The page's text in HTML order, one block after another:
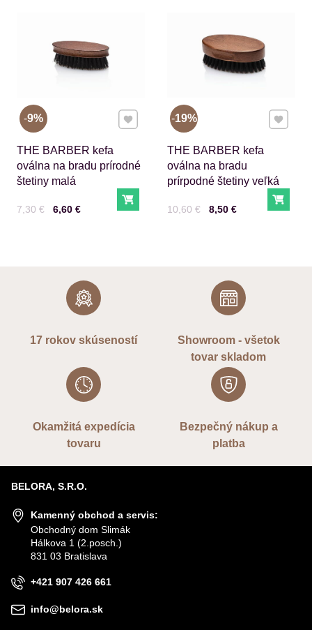
THE BARBER kefa
oválna na bradu prírodné
štetiny malá
Cena s DPH
6,60 €
Pred zľavou:
7,30 € Do košíka
9% Pridať k Obľúbeným
THE BARBER kefa
oválna na bradu
prírpodné štetiny veľká
Cena s DPH8,50 €
Pred zľavou:
10,60 € Do
19% Pridať
17 rokov skúseností
Showroom - všetok
tovar skladom
Okamžitá expedícia
tovaru
Bezpečný nákup a
platba
BELORA, S.R.O.
Kamenný obchod a servis:
Obchodný dom Slimák
Hálkova 1 (2.posch.)
831 03 Bratislava
+421 907 426 661
info@belora.sk